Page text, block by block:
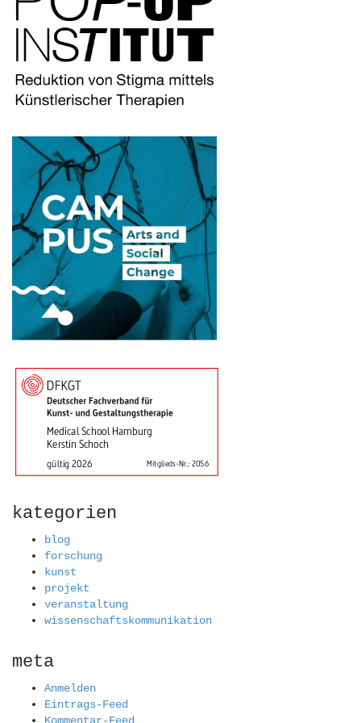
kategorien
blog
forschung
kunst
projekt
veranstaltung
wissenschaftskommunikation
meta
Anmelden
Eintrags-Feed
Kommentar-Feed